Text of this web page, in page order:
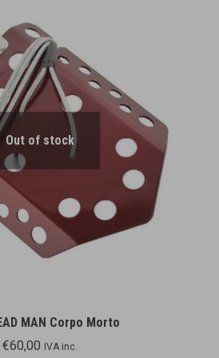
Out of stock
MAN Corpo Morto
€60,00 IVA inc.